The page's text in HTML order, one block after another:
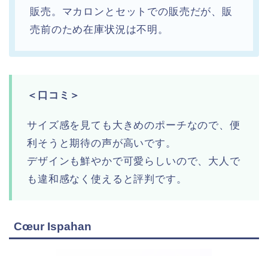
販売。マカロンとセットでの販売だが、販
売前のため在庫状況は不明。
＜口コミ＞
サイズ感を見ても大きめのポーチなので、便
利そうと期待の声が高いです。
デザインも鮮やかで可愛らしいので、大人で
も違和感なく使えると評判です。
Cœur Ispahan